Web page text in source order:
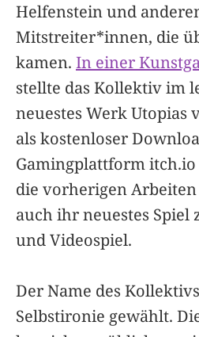
Helfenstein und
Mitstreiter*innen, die
kamen. In einer
stellte das Kollektiv im
neuestes Werk Utopias
als kostenloser
Gamingplattform
die vorherigen
auch ihr neuestes Spiel
und Videospiel.
Der Name des
Selbstironie gewählt.